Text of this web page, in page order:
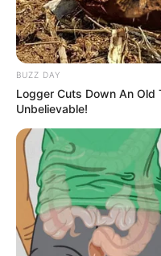
BUZZ DAY
Logger Cuts Down An Old
Unbelievable!